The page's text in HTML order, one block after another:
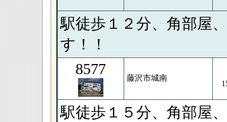
駅徒歩１２分、角部屋
す！！
8577
藤沢市城南
駅徒歩１５分、角部屋